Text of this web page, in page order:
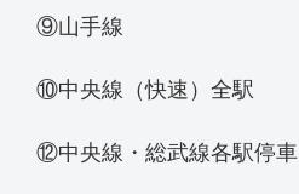
⑨山手線
⑩中央線（快速）全駅
⑫中央線・総武線各駅停車